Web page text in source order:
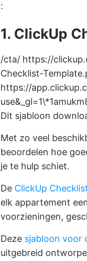
:
1. ClickUp
/cta/ https://
Checklist-
https://
Dit sjabloon
Met zo veel
beoordelen hoe
je te hulp schiet.
De ClickUp
elk appartement
voorzieningen,
Deze sjabloon voor
uitgebreid